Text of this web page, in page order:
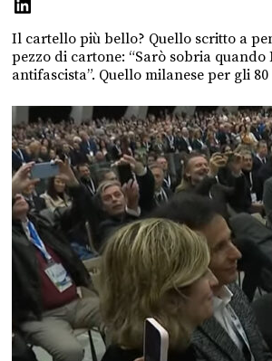
Il cartello più bello? Quello scritto a
pezzo di cartone: “Sarò sobria quando
antifascista”. Quello milanese per gli